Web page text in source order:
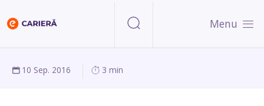
Menu
10 Sep. 2016 3 min